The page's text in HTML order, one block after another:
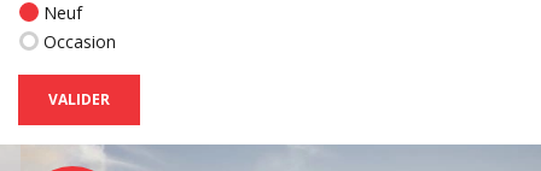
Neuf
Occasion
VALIDER